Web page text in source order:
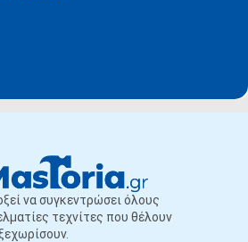
να συγκεντρώσει όλους
τεχνίτες που θέλουν